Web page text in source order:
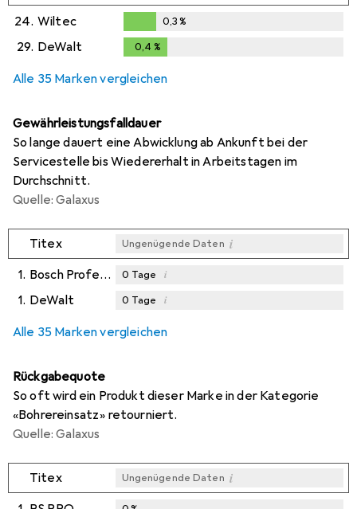
0,3%
24. Wiltec
0,3%
0,3%
29. DeWalt 0,4 %
Alle 35 Marken vergleichen
Gewährleistungsfalldauer
So lange dauert eine Abwicklung ab Ankunft bei der
Servicestelle bis Wiedererhalt in Arbeitstagen im
Durchschnitt.
Quelle: Galaxus
Titex Ungenügende Daten i
1. Bosch Professional Zubehör 0 Tage i
1. DeWalt 0 Tage i
Alle 35 Marken vergleichen
Rückgabequote
So oft wird ein Produkt dieser Marke in der Kategorie
«Bohrereinsatz» retourniert.
Quelle: Galaxus
Titex Ungenügende Daten i